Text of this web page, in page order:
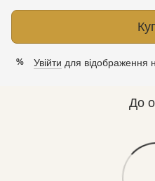
% Увійти для відображення
До